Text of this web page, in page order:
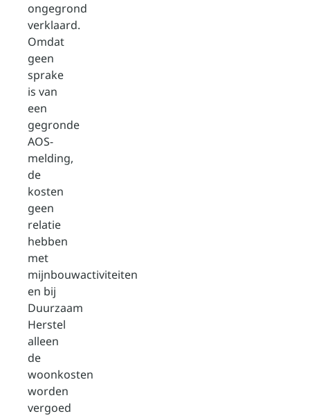
ongegrond
verklaard.
Omdat
geen
sprake
is van
een
gegronde
AOS-
melding,
de
kosten
geen
relatie
hebben
met
mijnbouwactiviteiten
en bij
Duurzaam
Herstel
alleen
de
woonkosten
worden
vergoed